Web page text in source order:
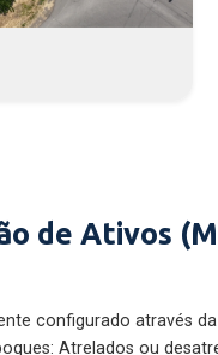
de Ativos
configurado através
Atrelados ou